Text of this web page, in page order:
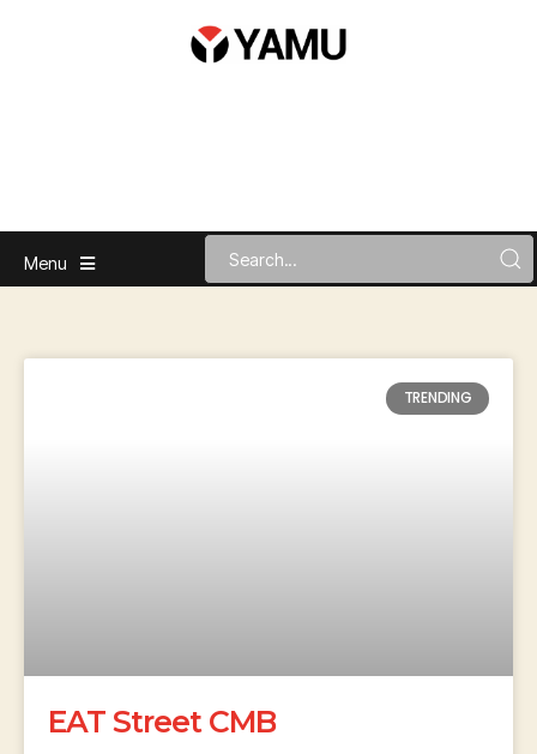
Menu
TRENDING
EAT Street CMB